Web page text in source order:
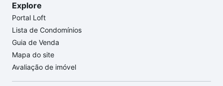
Explore
Portal Loft
Lista de Condomínios
Guia de Venda
Mapa do site
Avaliação de imóvel